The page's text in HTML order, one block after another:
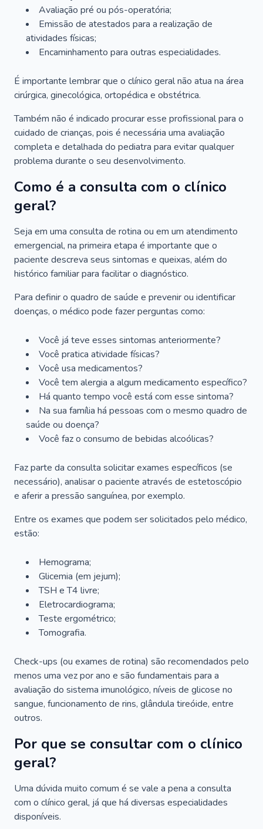
Avaliação pré ou pós-operatória;
Emissão de atestados para a realização de
atividades físicas;
Encaminhamento para outras especialidades.
É importante lembrar que o clínico geral não atua na área
cirúrgica, ginecológica, ortopédica e obstétrica.
Também não é indicado procurar esse profissional para o
cuidado de crianças, pois é necessária uma avaliação
completa e detalhada do pediatra para evitar qualquer
problema durante o seu desenvolvimento.
Como é a consulta com o clínico
geral?
Seja em uma consulta de rotina ou em um atendimento
emergencial, na primeira etapa é importante que o
paciente descreva seus sintomas e queixas, além do
histórico familiar para facilitar o diagnóstico.
Para definir o quadro de saúde e prevenir ou identificar
doenças, o médico pode fazer perguntas como:
Você já teve esses sintomas anteriormente?
Você pratica atividade físicas?
Você usa medicamentos?
Você tem alergia a algum medicamento específico?
Há quanto tempo você está com esse sintoma?
Na sua família há pessoas com o mesmo quadro de
saúde ou doença?
Você faz o consumo de bebidas alcoólicas?
Faz parte da consulta solicitar exames específicos (se
necessário), analisar o paciente através de estetoscópio
e aferir a pressão sanguínea, por exemplo.
Entre os exames que podem ser solicitados pelo médico,
estão:
Hemograma;
Glicemia (em jejum);
TSH e T4 livre;
Eletrocardiograma;
Teste ergométrico;
Tomografia.
Check-ups (ou exames de rotina) são recomendados pelo
menos uma vez por ano e são fundamentais para a
avaliação do sistema imunológico, níveis de glicose no
sangue, funcionamento de rins, glândula tireóide, entre
outros.
Por que se consultar com o clínico
geral?
Uma dúvida muito comum é se vale a pena a consulta
com o clínico geral, já que há diversas especialidades
disponíveis.